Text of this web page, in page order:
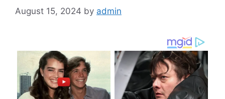
August 15, 2024 by admin